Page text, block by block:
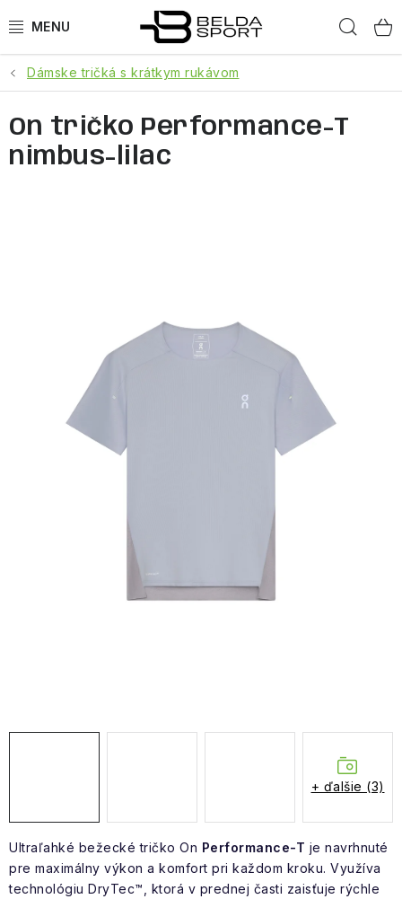
na
ŠPORTY
BEH
NAŠE SLUŽBY
Vrátenie a výmena
Dámske tričká s krátkym rukávom
Ultraľahké bežecké tričko On Performance-T je navrhnuté
pre maximálny výkon a komfort pri každom kroku. Využíva
technológiu DryTec™, ktorá v prednej časti zaisťuje rýchle
On tričko Performance-T
nimbus-lilac
+ ďalšie (3)